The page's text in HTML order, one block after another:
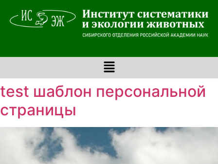
test шаблон персональной
страницы